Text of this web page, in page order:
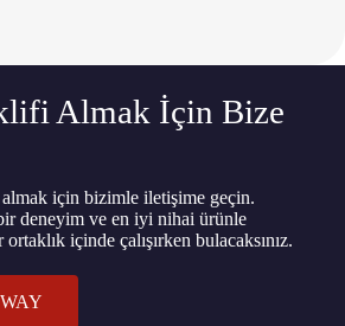
Almak İçin Bize
için bizimle iletişime geçin.
deneyim ve en iyi nihai ürünle
içinde çalışırken bulacaksınız.